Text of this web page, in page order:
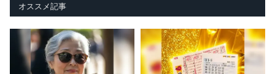
オススメ記事